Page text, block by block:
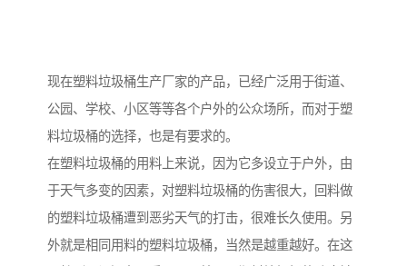
现在塑料垃圾桶生产厂家的产品，已经广泛用于街道、
公园、学校、小区等等各个户外的公众场所，而对于塑
料垃圾桶的选择，也是有要求的。
在塑料垃圾桶的用料上来说，因为它多设立于户外，由
于天气多变的因素，对塑料垃圾桶的伤害很大，回料做
的塑料垃圾桶遭到恶劣天气的打击，很难长久使用。另
外就是相同用料的塑料垃圾桶，当然是越重越好。在这